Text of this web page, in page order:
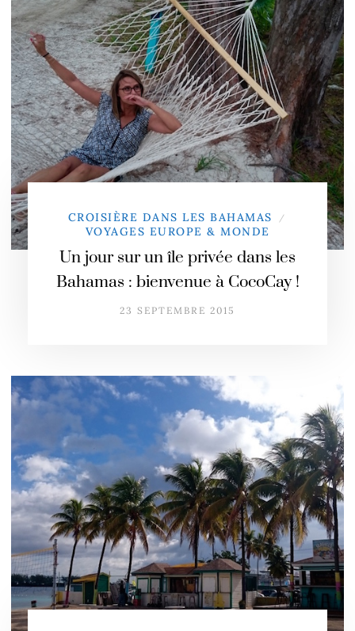
CROISIÈRE DANS LES BAHAMAS /
VOYAGES EUROPE & MONDE
Un jour sur un île privée dans les
Bahamas : bienvenue à CocoCay !
23 SEPTEMBRE 2015